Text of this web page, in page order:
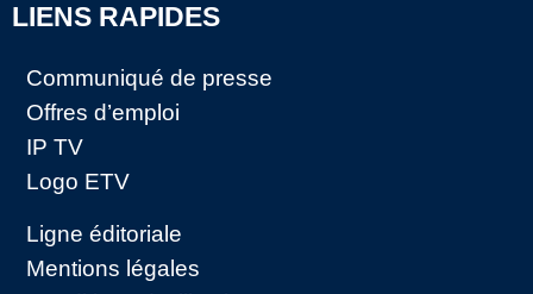
LIENS RAPIDES
Communiqué de presse
Offres d’emploi
IP TV
Logo ETV
Ligne éditoriale
Mentions légales